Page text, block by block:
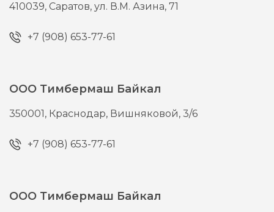
410039, Саратов,ул. В.М. Азина, 71
+7 (908) 653-77-61
ООО Тимбермаш Байкал
350001, Краснодар, Вишняковой, 3/6
+7 (908) 653-77-61
ООО Тимбермаш Байкал